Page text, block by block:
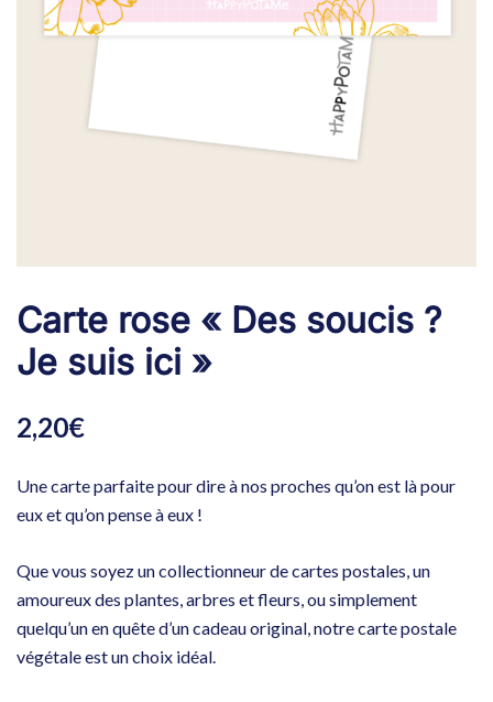
Carte rose « Des soucis ?
Je suis ici »
2,20€
Une carte parfaite pour dire à nos proches qu’on est là pour
eux et qu’on pense à eux !
Que vous soyez un collectionneur de cartes postales, un
amoureux des plantes, arbres et fleurs, ou simplement
quelqu’un en quête d’un cadeau original, notre carte postale
végétale est un choix idéal.